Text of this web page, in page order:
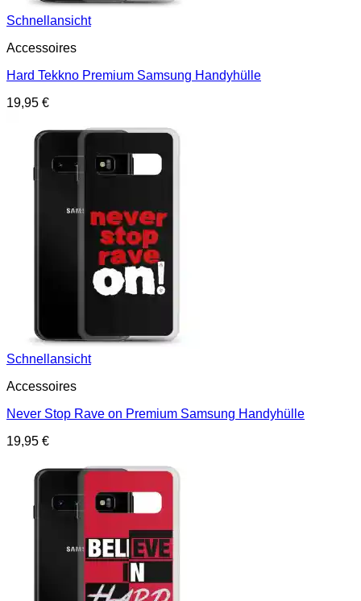
Schnellansicht
Accessoires
Hard Tekkno Premium Samsung Handyhülle
19,95 €
Schnellansicht
Accessoires
Never Stop Rave on Premium Samsung Handyhülle
19,95 €